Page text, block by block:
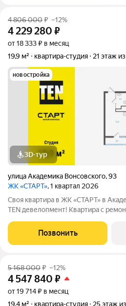
4 806 000₽ –12%
4 229 280 ₽
от 18 333 ₽ в месяц
19,9 м²
квартира-студия 21 этаж
новостройка
3D-тур
улица Академика Вонсовского,93
ЖК «СТАРТ», 1 квартал 2026
Своя квартира в ЖК «СТАРТ» в
TEN девелопмент! Квартира с
района в границах улиц Вильгельма
Очеретина -
Позвонить
5 168 000₽ –12%
4 547 840 ₽
от 19 714 ₽ в месяц
19,4 м²
квартира-студия 25 этаж